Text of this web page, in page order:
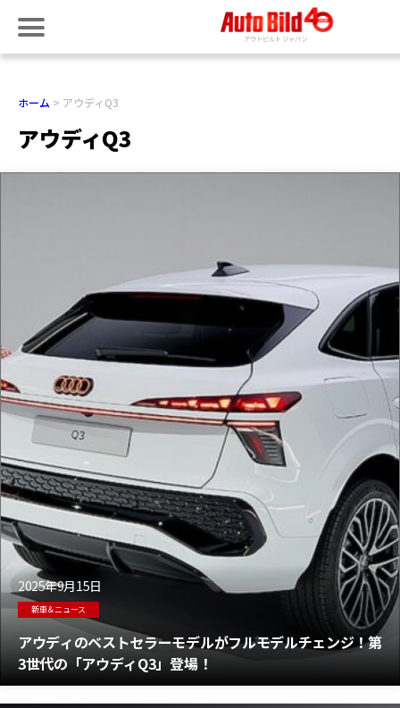
ホーム アウディQ3
アウディQ3
2025年9月15日
新車＆ニュース
アウディのベストセラーモデルがフルモデルチェンジ！第
3世代の「アウディQ3」登場！